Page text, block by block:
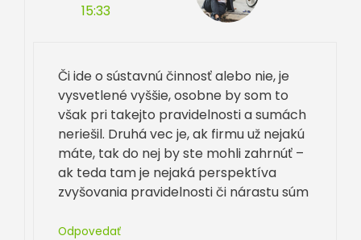
15:33
Či ide o sústavnú činnosť alebo nie, je
vysvetlené vyššie, osobne by som to
však pri takejto pravidelnosti a sumách
neriešil. Druhá vec je, ak firmu už nejakú
máte, tak do nej by ste mohli zahrnúť –
ak teda tam je nejaká perspektíva
zvyšovania pravidelnosti či nárastu súm
Odpovedať